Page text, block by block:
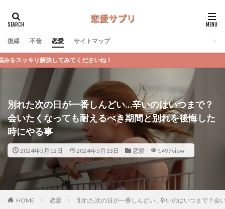
復縁 不倫 恋愛 サイトマップ
！
別れた次の日が一番しんどい…辛いのはいつまで？
会いたくなっても耐えるべき期間と別れを後悔した
時にやる事
2024年5月12日 2024年5月13日 恋愛 1497view
HOME 恋愛 別れた次の日が一番しんどい…辛いのはいつまで？会